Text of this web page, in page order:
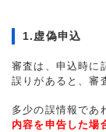
1.虚偽申込
審査は、申込時に
誤りがあると、審
多少の誤情報であ
内容を申告した場